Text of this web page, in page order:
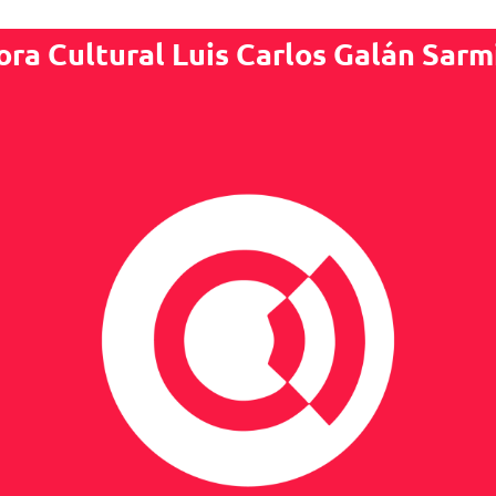
Cultural Luis Carlos Galán